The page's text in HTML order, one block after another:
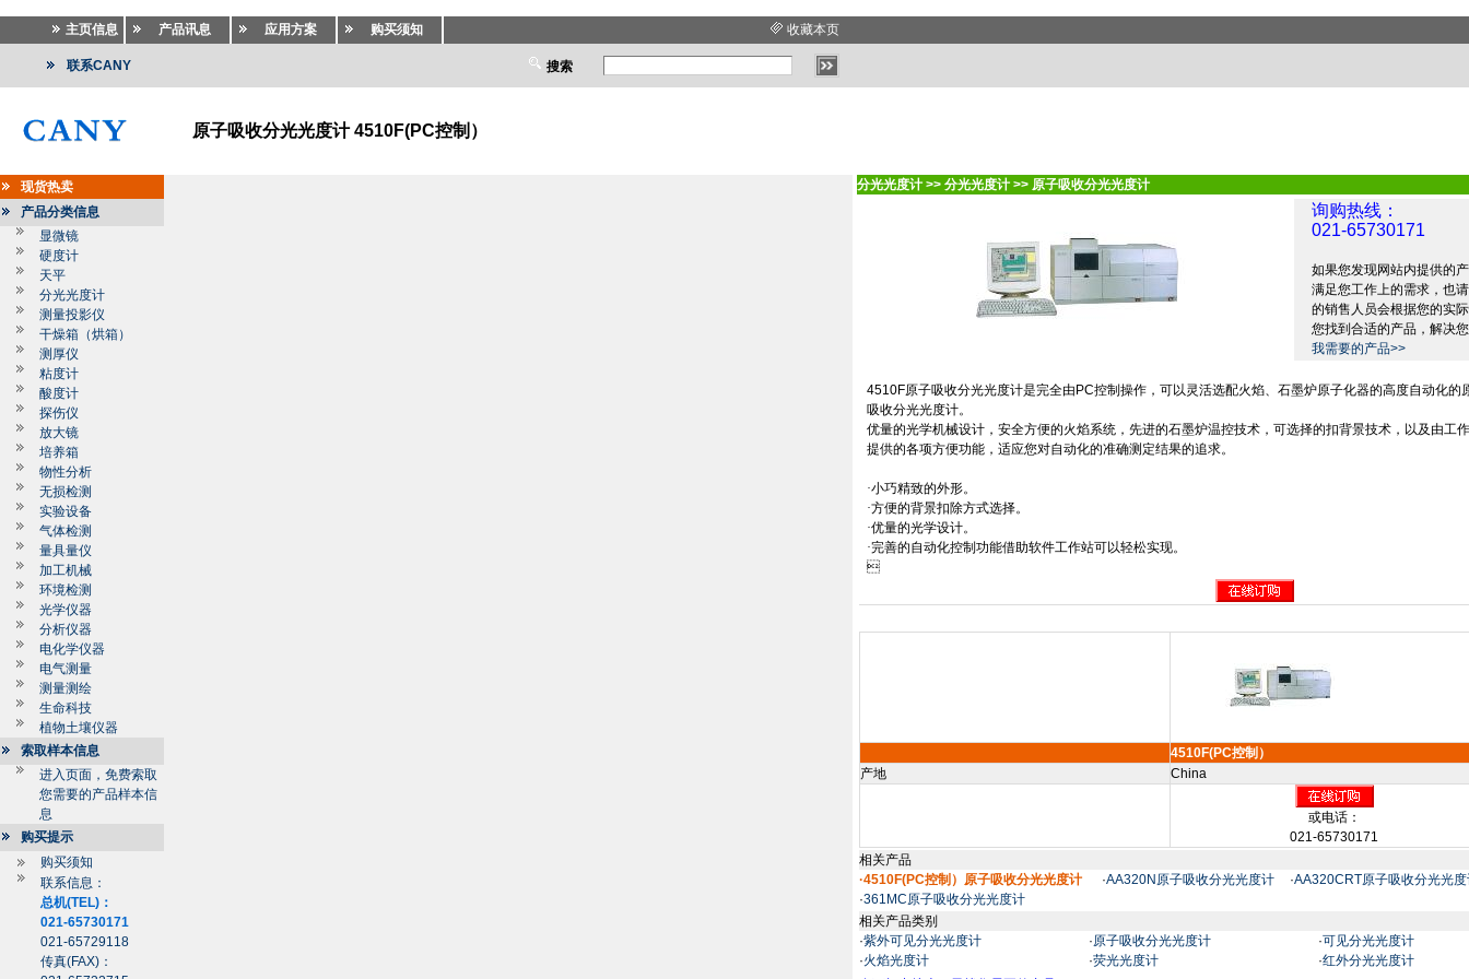
主页信息 产品讯息 应用方案 购买须知 收藏本页
联系CANY 搜索
原子吸收分光光度计 4510F(PC控制）
现货热卖
产品分类信息
显微镜
硬度计
天平
分光光度计
测量投影仪
干燥箱（烘箱）
测厚仪
粘度计
酸度计
探伤仪
放大镜
培养箱
物性分析
无损检测
实验设备
气体检测
量具量仪
加工机械
环境检测
光学仪器
分析仪器
电化学仪器
电气测量
测量测绘
生命科技
植物土壤仪器
索取样本信息
进入页面，免费索取
您需要的产品样本信
息
购买提示
购买须知
联系信息：
总机(TEL)：
021-65730171
021-65729118
传真(FAX)：
分光光度计 >> 分光光度计 >> 原子吸收分光光度计
询购热线：
021-65730171
如果您发现网站内提供的
满足您工作上的需求，也
的销售人员会根据您的实
您找到合适的产品，解决
我需要的产品>>
4510F原子吸收分光光度计是完全由 PC控制操作，可以灵活选配火焰、石墨炉原子化器的高度自动化的
吸收分光光度计。
优量的光学机械设计，安全方便的火焰系统，先进的石墨炉温控技术，可选择的扣背景技术，以及由工
提供的各项方便功能，适应您对自动化的准确测定结果的追求。
·小巧精致的外形。
·方便的背景扣除方式选择。
·优量的光学设计。
·完善的自动化控制功能借助软件工作站可以轻松实现。

4510F(PC控制）
产地
China
或电话：
021-65730171
相关产品
·4510F(PC控制）原子吸收分光光度计
·AA320N原子吸收分光光度计 ·AA320CRT原子吸收分光光
·361MC原子吸收分光光度计
相关产品类别
·紫外可见分光光度计 ·原子吸收分光光度计 ·可见分光光度计
·火焰光度计 ·荧光光度计 ·红外分光光度计